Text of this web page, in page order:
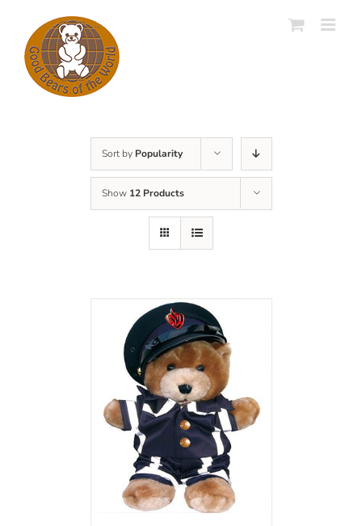
content
Sort by Popularity
Show 12 Products